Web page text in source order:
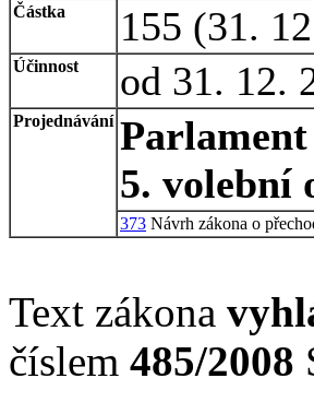
Částka 155 (31.
Účinnost od 31. 12.
Projednávání Parlament
5. volební
373 Návrh zákona o
Text zákona
číslem 485/2008